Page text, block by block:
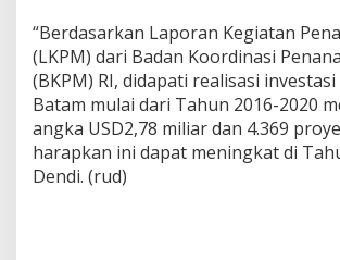
“Berdasarkan Laporan Kegiatan
(LKPM) dari Badan Koordinasi
(BKPM) RI, didapati realisasi
Batam mulai dari Tahun 2016-2020
angka USD2,78 miliar dan 4.369
harapkan ini dapat meningkat di
Dendi. (rud)